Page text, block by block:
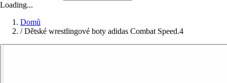
Loading...
Domů
/ Dětské wrestlingové boty adidas Combat Speed.4